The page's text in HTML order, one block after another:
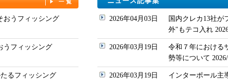
一覧
おうフィッシング
うフィッシング
るフィッシング
2026年04月03日
国内クレカ13社が
外"もテコ入れ
2026年03月19日
令和７年における
勢等について
2026年03月19日
インターポール主